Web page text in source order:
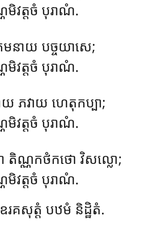
មិវត្តចំ បុរាណំ.
មនាយ បច្ចយាសេ;
មិវត្តចំ បុរាណំ.
យ ភវាយ ហេតុកប្បា;
មិវត្តចំ បុរាណំ.
តិណ្ណកថំកថោ វិសល្លោ;
មិវត្តចំ បុរាណំ.
ឧរគសុត្តំ បឋមំ និដ្ឋិតំ.